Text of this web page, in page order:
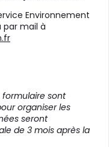
Environnement
par mail à
formulaire sont
organiser les
seront
de 3 mois après la